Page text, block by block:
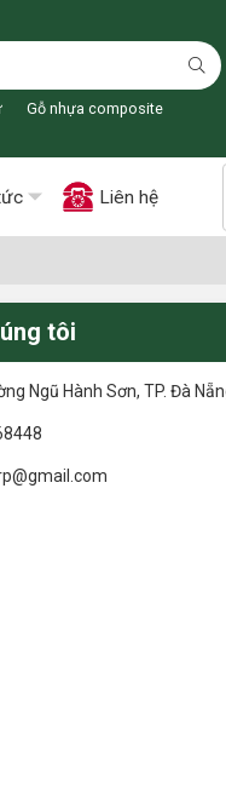
Gỗ nhựa composite
Liên hệ
tôi
Ngũ Hành Sơn, TP. Đà